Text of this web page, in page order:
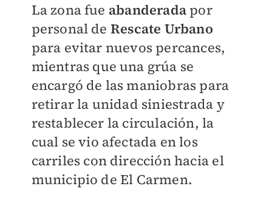
La zona fue abanderada por
personal de Rescate Urbano
para evitar nuevos percances,
mientras que una grúa se
encargó de las maniobras para
retirar la unidad siniestrada y
restablecer la circulación, la
cual se vio afectada en los
carriles con dirección hacia el
municipio de El Carmen.